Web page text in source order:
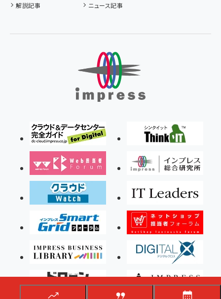
解説記事 ニュース記事